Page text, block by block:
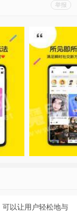
举报
可以让用户轻松地与